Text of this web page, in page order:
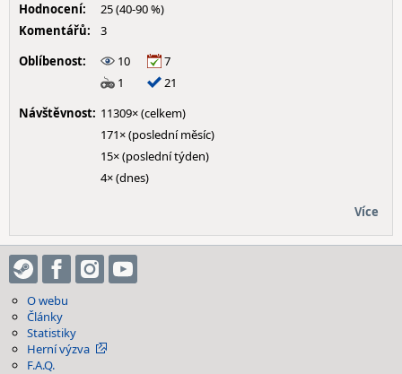
Hodnocení:
25 (40-90 %)
Komentářů:
3
Oblíbenost:
10
7
1
21
Návštěvnost: 11309× (celkem)
171× (poslední měsíc)
15× (poslední týden)
4× (dnes)
Více
O webu
Články
Statistiky
Herní výzva
F.A.Q.